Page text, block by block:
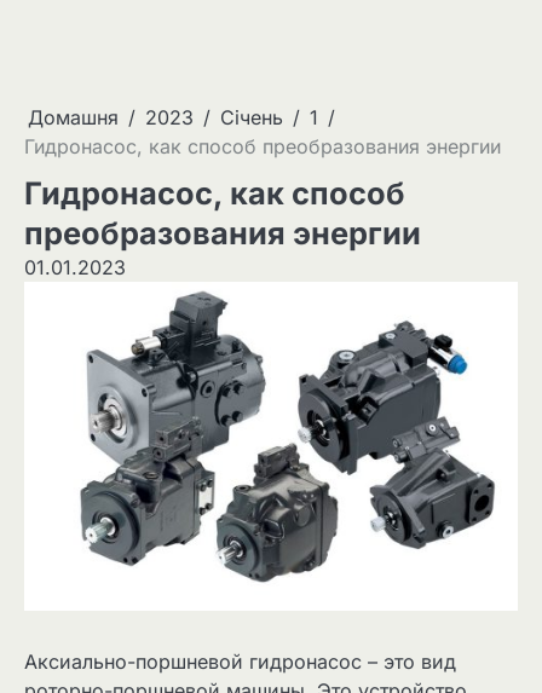
Домашня 2023 Січень
1
Гидронасос, как способ преобразования энергии
Гидронасос, как способ
преобразования энергии
01.01.2023
Аксиально-поршневой гидронасос – это вид